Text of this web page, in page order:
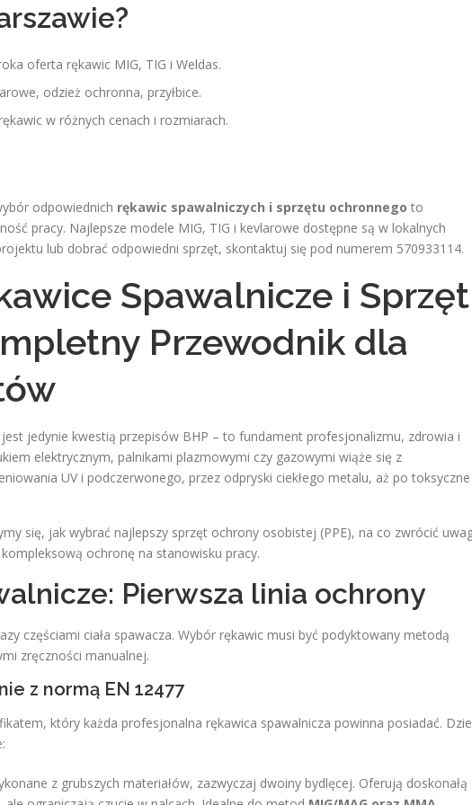
oferta rękawic MIG, TIG i Weldas.
odzież ochronna, przyłbice.
w różnych cenach i rozmiarach.
odpowiednich rękawic spawalniczych i sprzętu ochronnego to
pracy. Najlepsze modele MIG, TIG i kevlarowe dostępne są w lokalnych
lub dobrać odpowiedni sprzęt, skontaktuj się pod numerem 570933114.
Spawalnicze i Sprzęt
Przewodnik dla
jedynie kwestią przepisów BHP – to fundament profesjonalizmu, zdrowia i
elektrycznym, palnikami plazmowymi czy gazowymi wiąże się z
UV i podczerwonego, przez odpryski ciekłego metalu, aż po toksyczne
się, jak wybrać najlepszy sprzęt ochrony osobistej (PPE), na co zwrócić
ochronę na stanowisku pracy.
Pierwsza linia ochrony
częściami ciała spawacza. Wybór rękawic musi być podyktowany metodą
zręczności manualnej.
z normą EN 12477
który każda profesjonalna rękawica spawalnicza powinna posiadać.
z grubszych materiałów, zazwyczaj dwoiny bydlęcej. Oferują doskonałą